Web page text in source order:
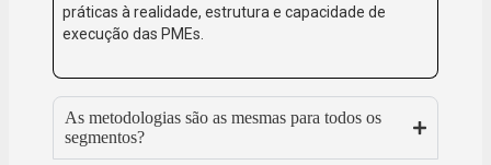
práticas à realidade, estrutura e capacidade de
execução das PMEs.
As metodologias são as mesmas para todos os
segmentos?